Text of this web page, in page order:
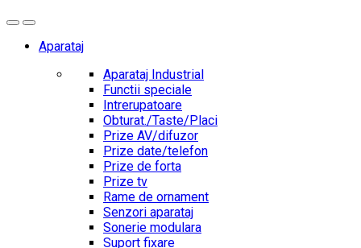
Aparataj
Aparataj Industrial
Functii speciale
Intrerupatoare
Obturat./Taste/Placi
Prize AV/difuzor
Prize date/telefon
Prize de forta
Prize tv
Rame de ornament
Senzori aparataj
Sonerie modulara
Suport fixare